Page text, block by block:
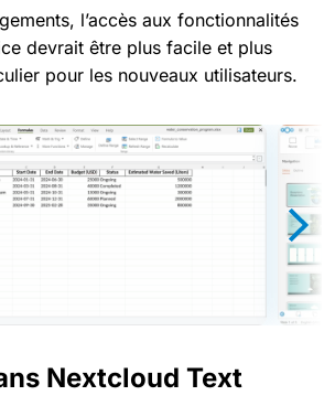
l’accès aux fonctionnalités
devrait être plus facile et plus
pour les nouveaux utilisateurs.
Nextcloud Text